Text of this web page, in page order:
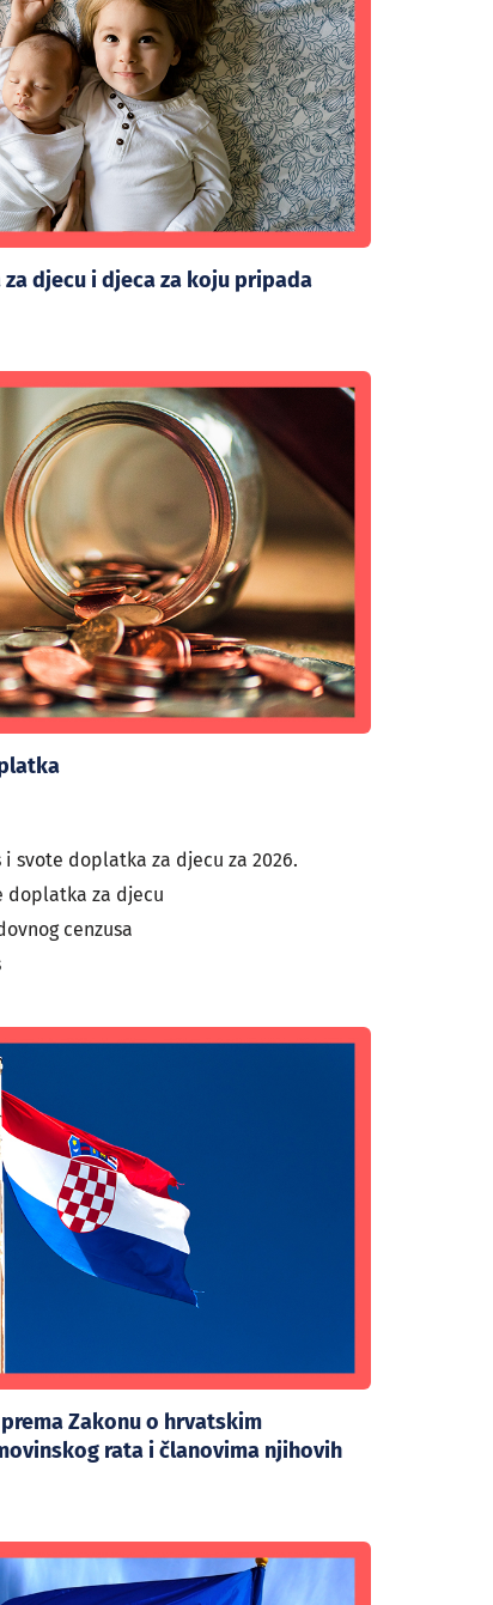
djecu i djeca za koju pripada
i svote doplatka za djecu za 2026.
doplatka za djecu
cenzusa
Zakonu o hrvatskim
rata i članovima njihovih